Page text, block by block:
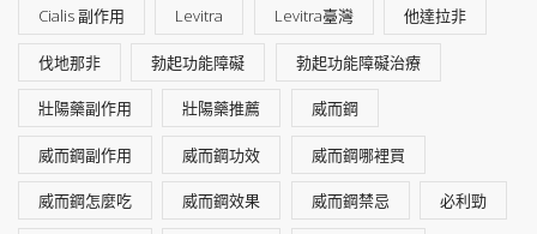
Cialis 副作用 Levitra Levitra臺灣 他達拉非
伐地那非 勃起功能障礙 勃起功能障礙治療
壯陽藥副作用 壯陽藥推薦 威而鋼
威而鋼副作用 威而鋼功效 威而鋼哪裡買
威而鋼怎麼吃 威而鋼效果 威而鋼禁忌 必利勁